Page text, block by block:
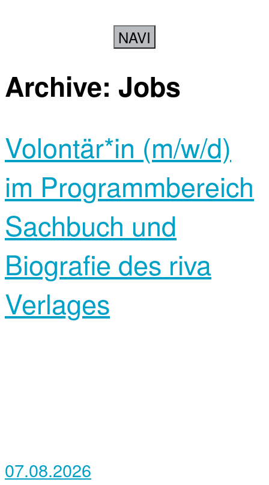
NAVI
Archive: Jobs
Volontär*in (m/w/d)
im Programmbereich
Sachbuch und
Biografie des riva
Verlages
07.08.2026